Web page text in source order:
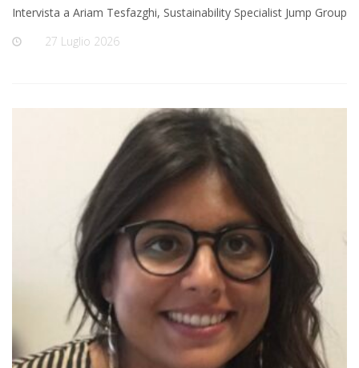
Intervista a Ariam Tesfazghi, Sustainability Specialist Jump Group
27 Luglio 2026